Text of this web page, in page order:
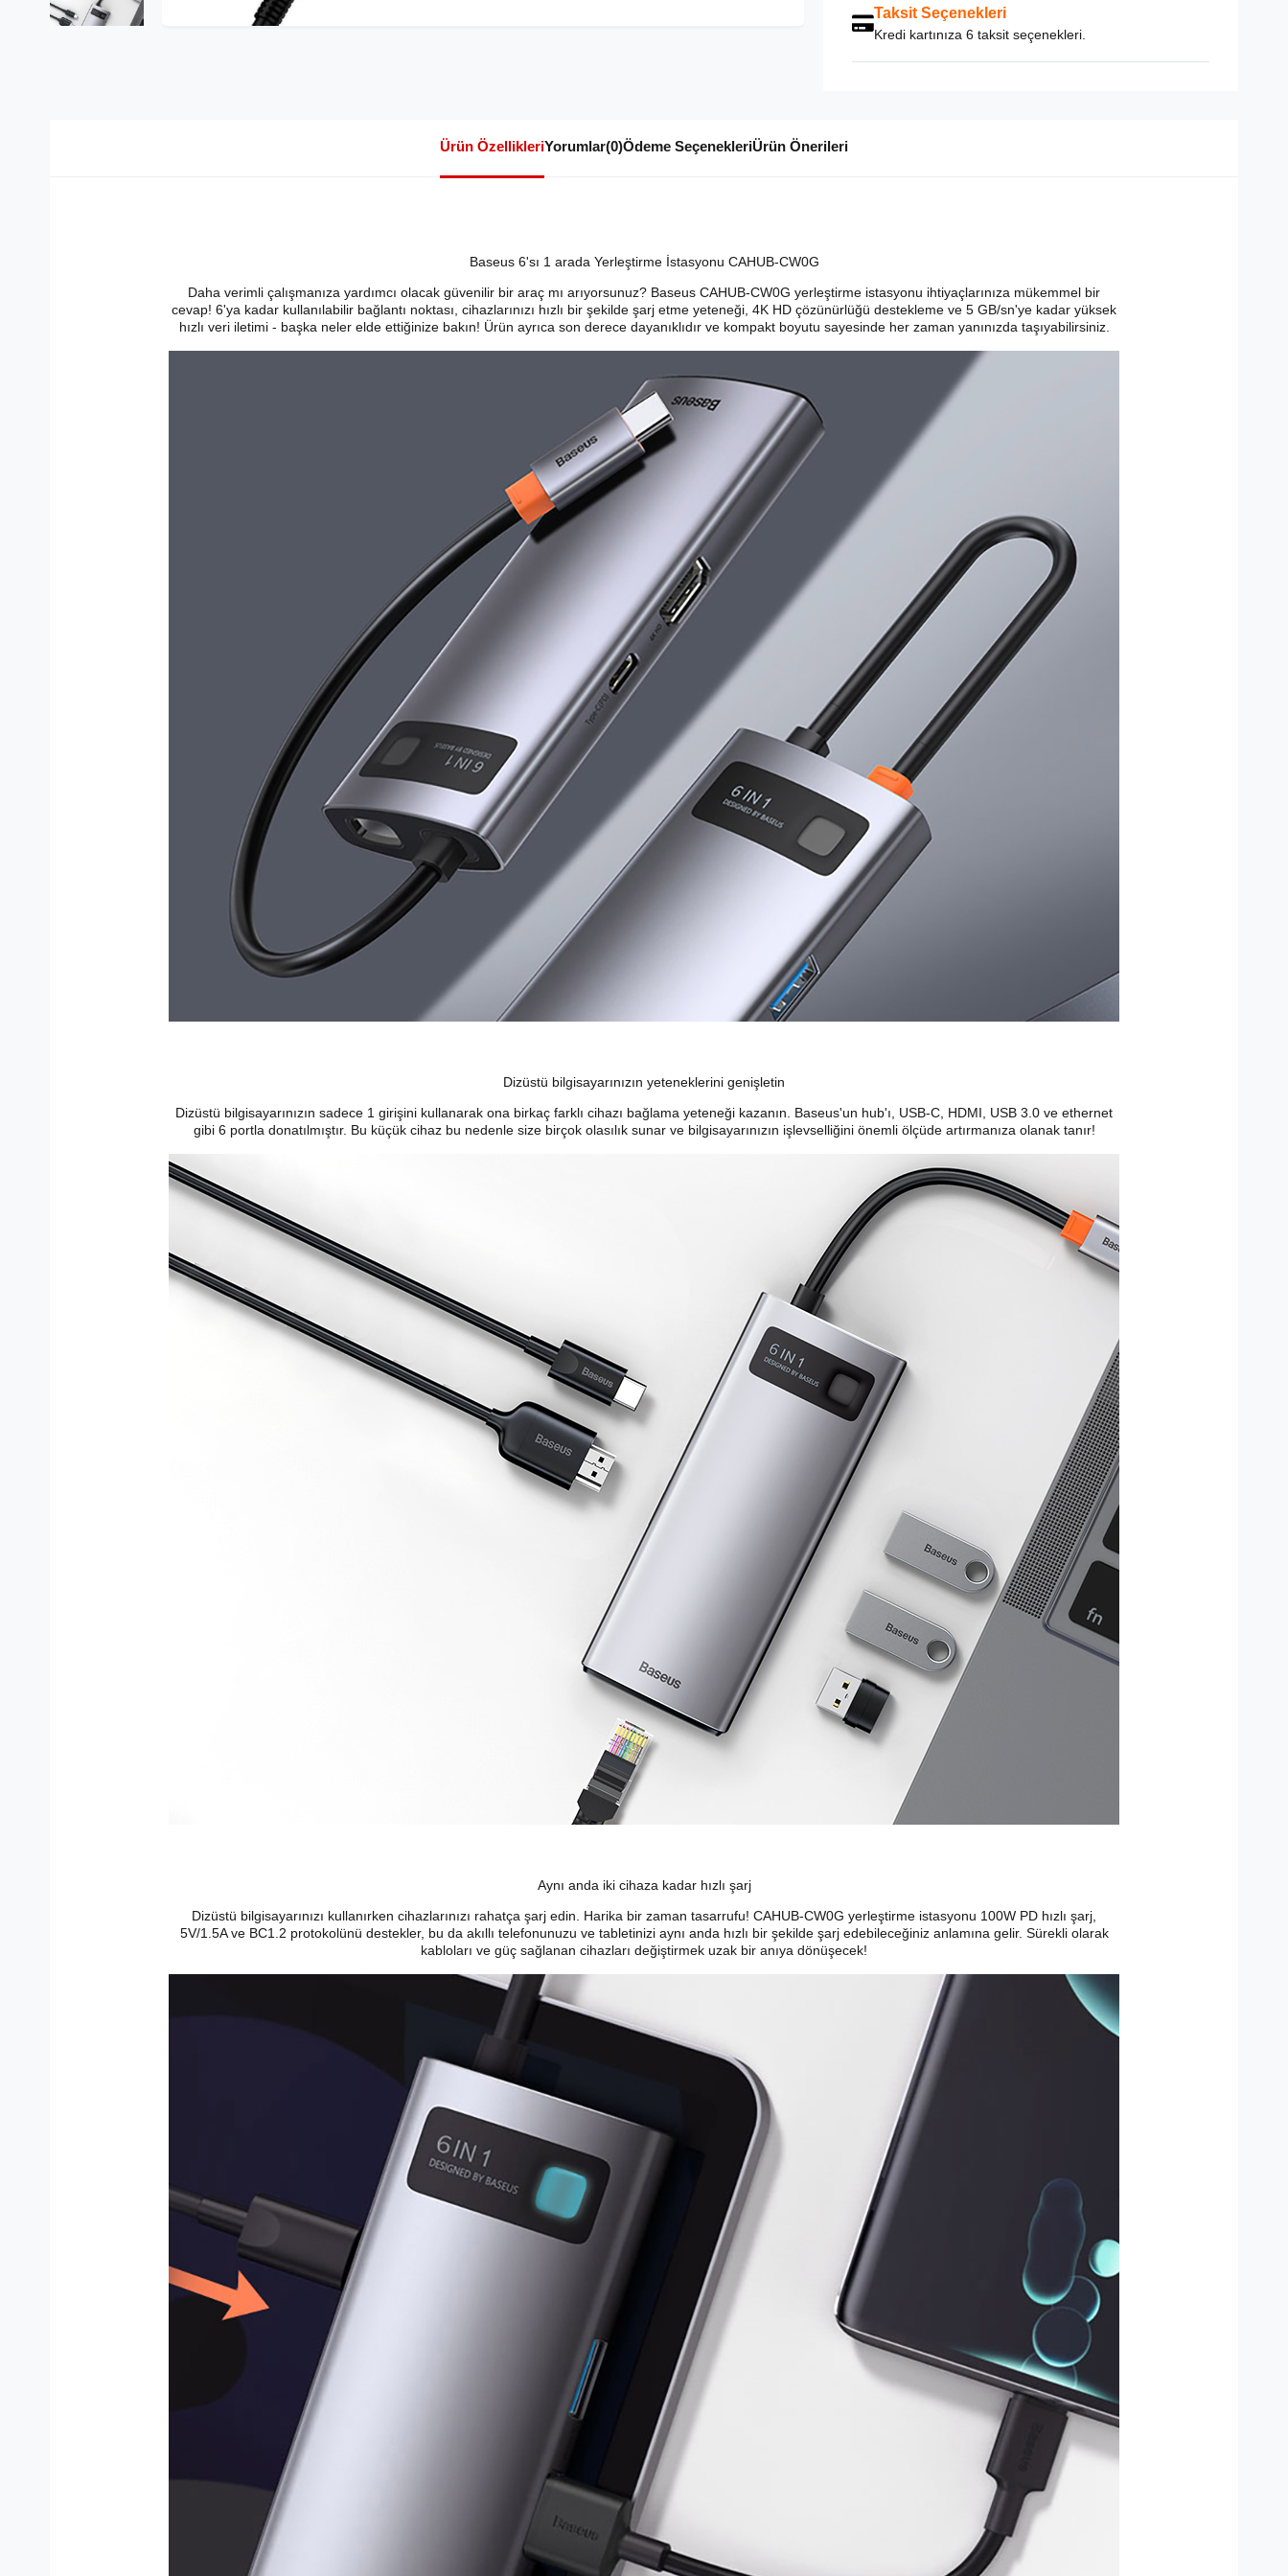
Taksit Seçenekleri
Kredi kartınıza 6 taksit seçenekleri.
Ürün ÖzellikleriYorumlar(0)Ödeme SeçenekleriÜrün Önerileri
Baseus 6'sı 1 arada Yerleştirme İstasyonu CAHUB-CW0G
Daha verimli çalışmanıza yardımcı olacak güvenilir bir araç mı arıyorsunuz? Baseus CAHUB-CW0G yerleştirme istasyonu ihtiyaçlarınıza mükemmel bir
cevap! 6'ya kadar kullanılabilir bağlantı noktası, cihazlarınızı hızlı bir şekilde şarj etme yeteneği, 4K HD çözünürlüğü destekleme ve 5 GB/sn'ye kadar yüksek
hızlı veri iletimi - başka neler elde ettiğinize bakın! Ürün ayrıca son derece dayanıklıdır ve kompakt boyutu sayesinde her zaman yanınızda taşıyabilirsiniz.
Dizüstü bilgisayarınızın yeteneklerini genişletin
Dizüstü bilgisayarınızın sadece 1 girişini kullanarak ona birkaç farklı cihazı bağlama yeteneği kazanın. Baseus'un hub'ı, USB-C, HDMI, USB 3.0 ve ethernet
gibi 6 portla donatılmıştır. Bu küçük cihaz bu nedenle size birçok olasılık sunar ve bilgisayarınızın işlevselliğini önemli ölçüde artırmanıza olanak tanır!
Aynı anda iki cihaza kadar hızlı şarj
Dizüstü bilgisayarınızı kullanırken cihazlarınızı rahatça şarj edin. Harika bir zaman tasarrufu! CAHUB-CW0G yerleştirme istasyonu 100W PD hızlı şarj,
5V/1.5A ve BC1.2 protokolünü destekler, bu da akıllı telefonunuzu ve tabletinizi aynı anda hızlı bir şekilde şarj edebileceğiniz anlamına gelir. Sürekli olarak
kabloları ve güç sağlanan cihazları değiştirmek uzak bir anıya dönüşecek!